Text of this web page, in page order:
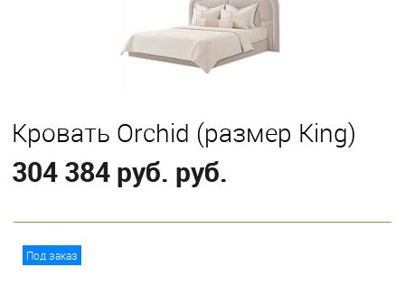
С классическим подъемным механизмом
Кровать Orchid (размер King)
304 384 руб. руб.
Под заказ